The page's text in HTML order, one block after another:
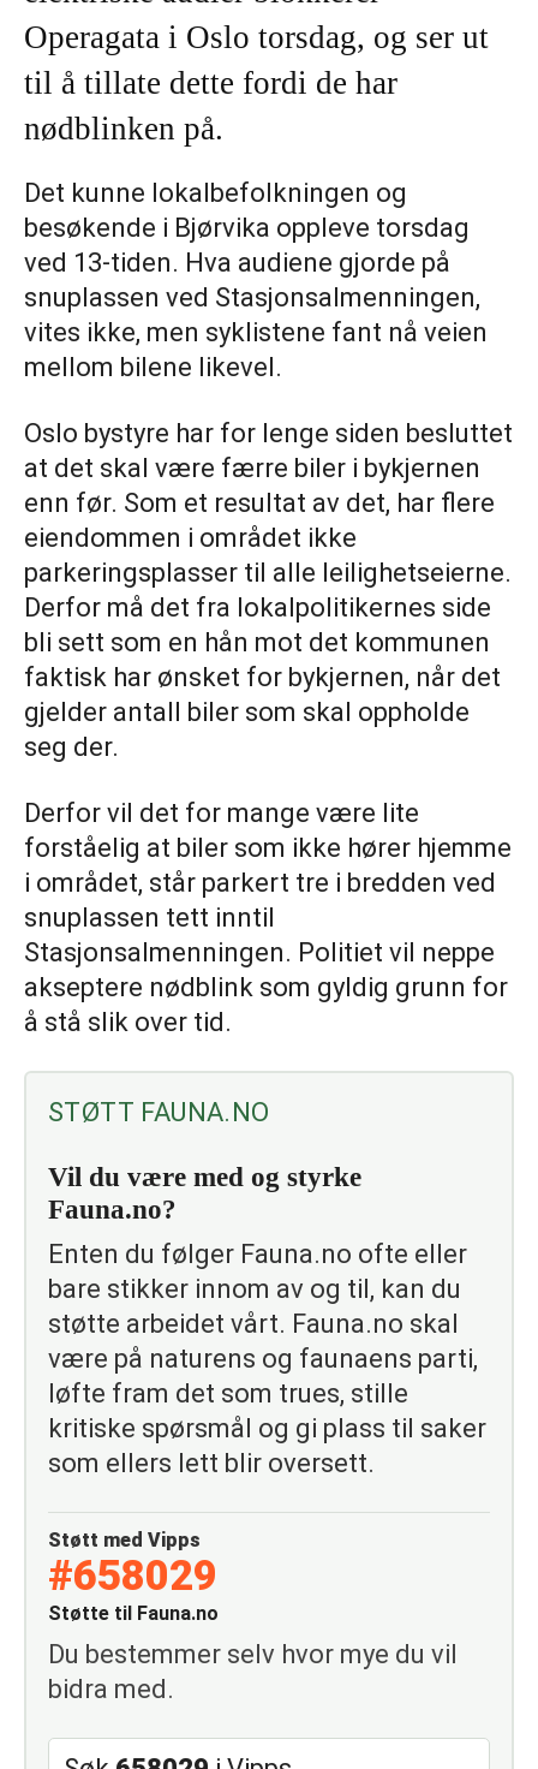
Operagata i Oslo torsdag, og ser ut
til å tillate dette fordi de har
nødblinken på.
Det kunne lokalbefolkningen og
besøkende i Bjørvika oppleve torsdag
ved 13-tiden. Hva audiene gjorde på
snuplassen ved Stasjonsalmenningen,
vites ikke, men syklistene fant nå veien
mellom bilene likevel.
Oslo bystyre har for lenge siden besluttet
at det skal være færre biler i bykjernen
enn før. Som et resultat av det, har flere
eiendommen i området ikke
parkeringsplasser til alle leilighetseierne.
Derfor må det fra lokalpolitikernes side
bli sett som en hån mot det kommunen
faktisk har ønsket for bykjernen, når det
gjelder antall biler som skal oppholde
seg der.
Derfor vil det for mange være lite
forståelig at biler som ikke hører hjemme
i området, står parkert tre i bredden ved
snuplassen tett inntil
Stasjonsalmenningen. Politiet vil neppe
akseptere nødblink som gyldig grunn for
å stå slik over tid.
STØTT FAUNA.NO
Vil du være med og styrke
Fauna.no?
Enten du følger Fauna.no ofte eller
bare stikker innom av og til, kan du
støtte arbeidet vårt. Fauna.no skal
være på naturens og faunaens parti,
løfte fram det som trues, stille
kritiske spørsmål og gi plass til saker
som ellers lett blir oversett.
Støtt med Vipps
#658029
Støtte til Fauna.no
Du bestemmer selv hvor mye du vil
bidra med.